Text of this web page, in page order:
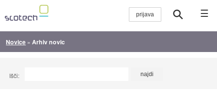
☰
Novice » Arhiv novic
Išči: